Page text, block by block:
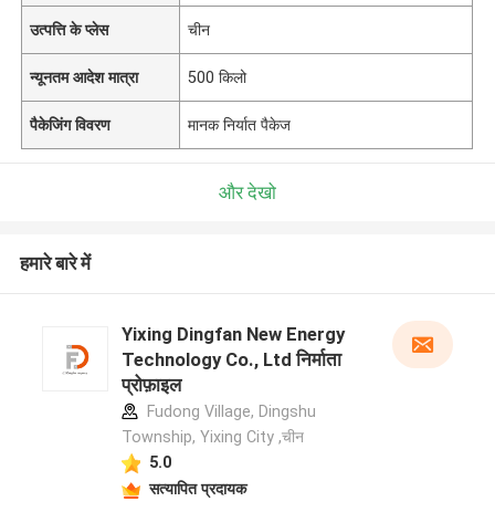
उत्पत्ति के प्लेस चीन
न्यूनतम आदेश मात्रा 500 किलो
पैकेजिंग विवरण मानक निर्यात पैकेज
और देखो
हमारे बारे में
Yixing Dingfan New Energy
Technology Co., Ltd निर्माता
प्रोफ़ाइल
Fudong Village, Dingshu
Township, Yixing City ,चीन
5.0
सत्यापित प्रदायक